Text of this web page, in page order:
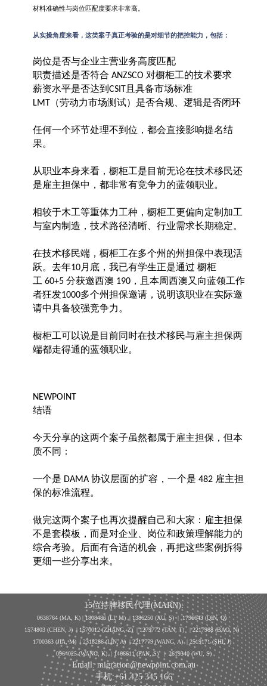
材料准确性与岗位匹配度要求非常高。
从实操角度来看，这类案子真正考验的是对细节的把控能力，包括：
岗位是否与企业主营业务高度匹配
职责描述是否符合 ANZSCO 对橱柜工的技术要求
薪资水平是否达到 CSIT 且具备市场标准
LMT （劳动力市场测试）是否合规、逻辑是否闭环
任何一个环节处理不到位，都会直接影响提名结
果。
从职业本身来看，橱柜工是目前无论在技术移民还
是雇主担保中，都非常有竞争力的蓝领职业。
相较于木工等重体力工种，橱柜工更偏向定制加工
与室内制造，技术路径清晰、行业需求长期稳定。
在技术移民端，橱柜工在多个州的州担保中表现活
跃。去年10月底，我已有学生正是通过 橱柜
工 60+5 分获邀西澳 190 ，且本周西澳又向蓝领工作
者狂发1000多个州担保邀请，说明该职业在实际邀
请中具备较强竞争力。
橱柜工可以说是目前同时在技术移民与雇主担保两
端都走得通的蓝领职业。
NEWPOINT
结语
今天分享的这两个案子虽然都属于雇主担保，但本
质不同：
一个是 DAMA 协议层面的扩容，一个是 482 雇主担
保的标准流程。
做完这两个案子也再次提醒自己和大家：雇主担保
不是套模板，而是对企业、岗位和政策理解能力的
综合考验。后面有合适的机会，再把这些案例拆得
更细一些分享出来。
15位持牌移民代理(MARN):
0638764 (MA, K) |1808486 (LI, M) | 1386250 (XU, S)| 1796643 (QIN, Q)
1574803 (CHEN, J) | 1570012 (ZHANG, Z) | 1279772 (TAN, T) | 2217988 (BAO, N)
1700363 (JIA, M) | 2318286 (LIN, A) | 2217779 (WANG, A) | 2519171 (SHI, J)
0964025 (WANG, K) | 1466611 (PAN, S)| 2619340 (WU, S)
Email: migration@newpoint.com.au
手机:+61 425 345 166